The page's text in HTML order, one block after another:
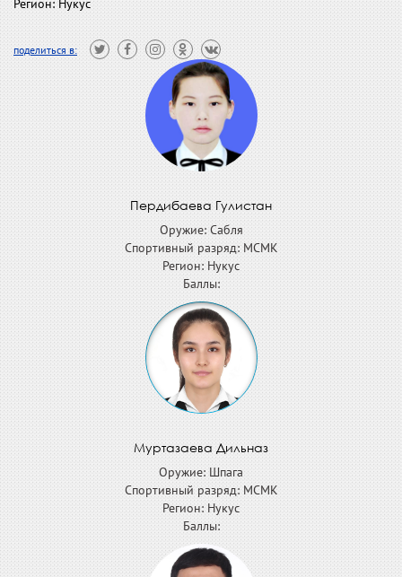
Регион: Нукус
поделиться в:
Пердибаева Гулистан
Оружие: Сабля
Спортивный разряд: МСМК
Регион: Нукус
Баллы:
Муртазаева Дильназ
Оружие: Шпага
Спортивный разряд: МСМК
Регион: Нукус
Баллы: